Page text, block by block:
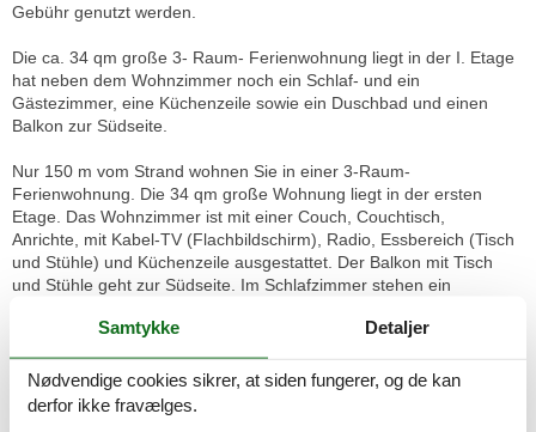
Gebühr genutzt werden.
Die ca. 34 qm große 3- Raum- Ferienwohnung liegt in der I. Etage
hat neben dem Wohnzimmer noch ein Schlaf- und ein
Gästezimmer, eine Küchenzeile sowie ein Duschbad und einen
Balkon zur Südseite.
Nur 150 m vom Strand wohnen Sie in einer 3-Raum-
Ferienwohnung. Die 34 qm große Wohnung liegt in der ersten
Etage. Das Wohnzimmer ist mit einer Couch, Couchtisch,
Anrichte, mit Kabel-TV (Flachbildschirm), Radio, Essbereich (Tisch
und Stühle) und Küchenzeile ausgestattet. Der Balkon mit Tisch
und Stühle geht zur Südseite. Im Schlafzimmer stehen ein
Bett, Nachtschrank und ein kleiner Kleiderschrank. Im Flur ist eine
Garderobe mit Spiegel. Die Küchenzeile wurde ausgestattet mit
Mikrowelle, Kühlschrank, Kaffeemaschine, Zwei-Platten-
Kochfeld, Toaster und Wasserkocher. Das Bad mit Dusche und WC
komplettiert die Wohnung.
Samtykke Detaljer
Nødvendige cookies sikrer, at siden fungerer, og de kan
derfor ikke fravælges.